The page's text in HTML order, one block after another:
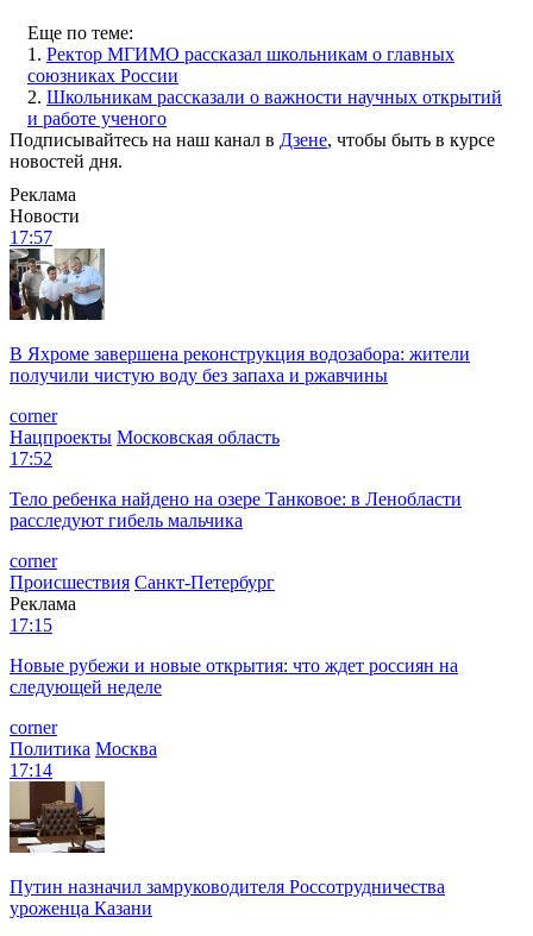
Еще по теме:
1. Ректор МГИМО рассказал школьникам о главных
союзниках России
2. Школьникам рассказали о важности научных открытий
и работе ученого
Подписывайтесь на наш канал в Дзене, чтобы быть в курсе
новостей дня.
Реклама
Новости
17:57
В Яхроме завершена реконструкция водозабора: жители
получили чистую воду без запаха и ржавчины
corner
Нацпроекты Московская область
17:52
Тело ребенка найдено на озере Танковое: в Ленобласти
расследуют гибель мальчика
corner
Происшествия Санкт-Петербург
Реклама
17:15
Новые рубежи и новые открытия: что ждет россиян на
следующей неделе
corner
Политика Москва
17:14
Путин назначил замруководителя Россотрудничества
уроженца Казани